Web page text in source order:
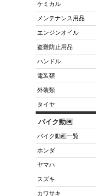
ケミカル
メンテナンス用品
エンジンオイル
盗難防止用品
ハンドル
電装類
外装類
タイヤ
バイク動画
バイク動画一覧
ホンダ
ヤマハ
スズキ
カワサキ